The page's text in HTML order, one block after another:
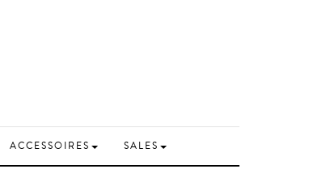
ACCESSOIRES SALES